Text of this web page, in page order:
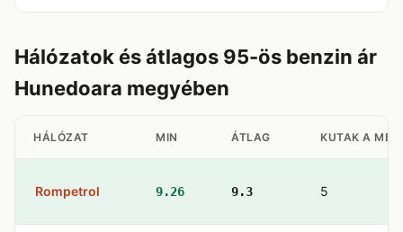
Hálózatok és átlagos 95-ös benzin ár
Hunedoara megyében
HÁLÓZAT MIN ÁTLAG KUTAK A
Rompetrol 9.26 9.3 5